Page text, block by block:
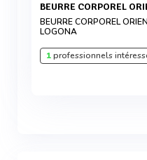
BEURRE CORPOREL
BEURRE CORPOREL
LOGONA
1professionnels